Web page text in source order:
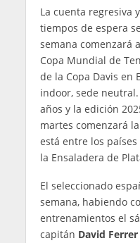
La cuenta regresiva
tiempos de espera
semana comenzará
Copa Mundial de
de la Copa Davis en
indoor, sede
años y la edición
martes comenzará
está entre los
la Ensaladera de
El seleccionado
semana, habiendo
entrenamientos el
capitán David Ferrer